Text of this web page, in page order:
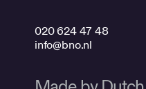
020 624 47 48
info@bno.nl